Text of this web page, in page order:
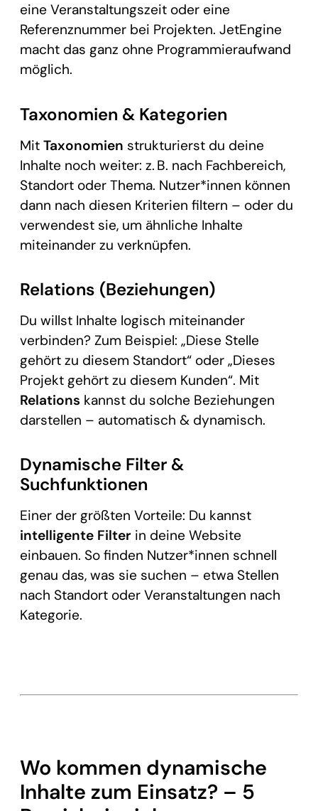
eine Veranstaltungszeit oder eine
Referenznummer bei Projekten. JetEngine
macht das ganz ohne Programmieraufwand
möglich.
Taxonomien & Kategorien
Mit Taxonomien strukturierst du deine
Inhalte noch weiter: z. B. nach Fachbereich,
Standort oder Thema. Nutzer*innen können
dann nach diesen Kriterien filtern – oder du
verwendest sie, um ähnliche Inhalte
miteinander zu verknüpfen.
Relations (Beziehungen)
Du willst Inhalte logisch miteinander
verbinden? Zum Beispiel: „Diese Stelle
gehört zu diesem Standort“ oder „Dieses
Projekt gehört zu diesem Kunden“. Mit
Relations kannst du solche Beziehungen
darstellen – automatisch & dynamisch.
Dynamische Filter &
Suchfunktionen
Einer der größten Vorteile: Du kannst
intelligente Filterin deine Website
einbauen. So finden Nutzer*innen schnell
genau das, was sie suchen – etwa Stellen
nach Standort oder Veranstaltungen nach
Kategorie.
Wo kommen dynamische
Inhalte zum Einsatz? – 5